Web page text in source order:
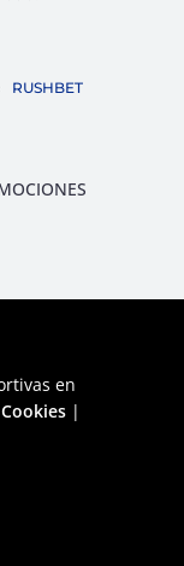
RUSHBET
en
|